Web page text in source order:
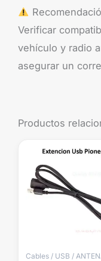
Verificar
vehículo y radio
asegurar un
Productos
Cables / USB /